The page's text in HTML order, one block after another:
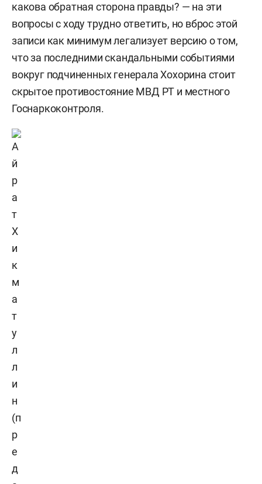
какова обратная сторона правды? — на эти
вопросы с ходу трудно ответить, но вброс этой
записи как минимум легализует версию о том,
что за последними скандальными событиями
вокруг подчиненных генерала Хохорина стоит
скрытое противостояние МВД РТ и местного
Госнаркоконтроля.